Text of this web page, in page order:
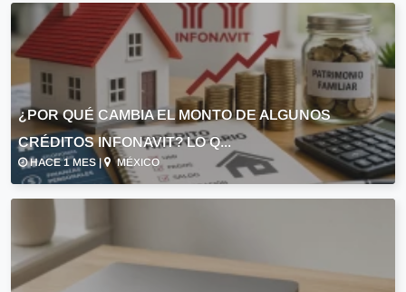
¿POR QUÉ CAMBIA EL MONTO DE ALGUNOS
CRÉDITOS INFONAVIT? LO Q...
HACE 1 MES | MÉXICO